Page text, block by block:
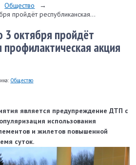
Общество
→
пройдёт республиканская...
3 октября пройдёт
профилактическая акция
Общество
является предупреждение ДТП с
использования
и жилетов повышенной
суток.